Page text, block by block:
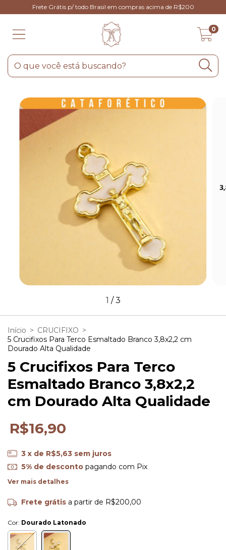
Frete Grátis p/ todo Brasil em compras acima de R$200
0
1 /3
Início > CRUCIFIXO >
5 Crucifixos Para Terco Esmaltado Branco 3,8x2,2 cm
Dourado Alta Qualidade
5 Crucifixos Para Terco
Esmaltado Branco 3,8x2,2
cm Dourado Alta Qualidade
R$16,90
3 x de R$5,63 sem juros
5% de descontopagando com Pix
Ver mais detalhes
Frete grátis a partir de R$200,00
Cor: Dourado Latonado